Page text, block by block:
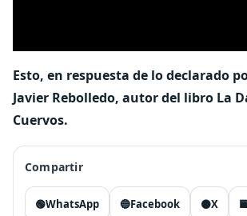
Esto, en respuesta de lo declarado
Javier Rebolledo, autor del libro La
Cuervos.
Compartir
🟢WhatsApp 🔵Facebook ⚫X